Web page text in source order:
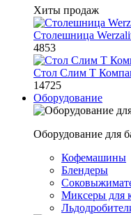
Хиты продаж
Столешница
4853
Стол Слим Т
14725
Оборудование
Оборудование для
Кофемашины
Блендеры
Миксеры для